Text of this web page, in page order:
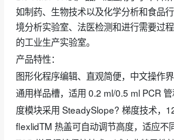
如制药、生物技术以及化学分析和食品
境分析实验室、法医检测和进行需要过
的工业生产实验室。
产品特性：
图形化程序编辑、直观简便，中文操作
通用样品槽，适用 0.2 ml/0.5 ml PCR
度模块采用 SteadySlope? 梯度技术，
flexlidTM 热盖可自动调节高度，适应不